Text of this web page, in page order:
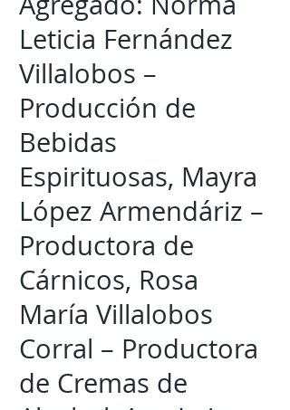
Leticia Fernández
Villalobos –
Producción de
Bebidas
Espirituosas, Mayra
López Armendáriz –
Productora de
Cárnicos, Rosa
María Villalobos
Corral – Productora
de Cremas de